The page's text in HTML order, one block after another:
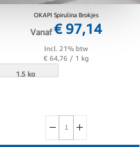
OKAPI Spirulina Brokjes
Vanaf € 97,14
Incl. 21% btw
€ 64,76 / 1 kg
1.5 kg